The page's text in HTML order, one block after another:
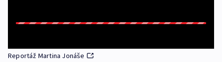
Reportáž Martina Jonáše